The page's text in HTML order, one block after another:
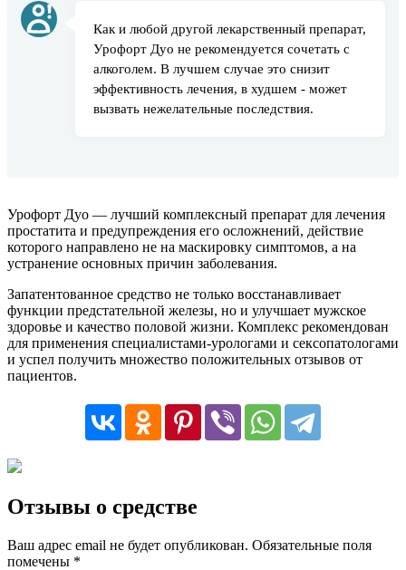
Как и любой другой лекарственный препарат,
Урофорт Дуо не рекомендуется сочетать с
алкоголем. В лучшем случае это снизит
эффективность лечения, в худшем - может
вызвать нежелательные последствия.
Урофорт Дуо — лучший комплексный препарат для лечения
простатита и предупреждения его осложнений, действие
которого направлено не на маскировку симптомов, а на
устранение основных причин заболевания.
Запатентованное средство не только восстанавливает
функции предстательной железы, но и улучшает мужское
здоровье и качество половой жизни. Комплекс рекомендован
для применения специалистами-урологами и сексопатологами
и успел получить множество положительных отзывов от
пациентов.
Отзывы о средстве
Ваш адрес email не будет опубликован. Обязательные поля
помечены *